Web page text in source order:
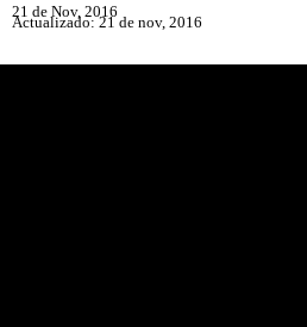
21 de Nov, 2016
Actualizado: 21 de nov, 2016